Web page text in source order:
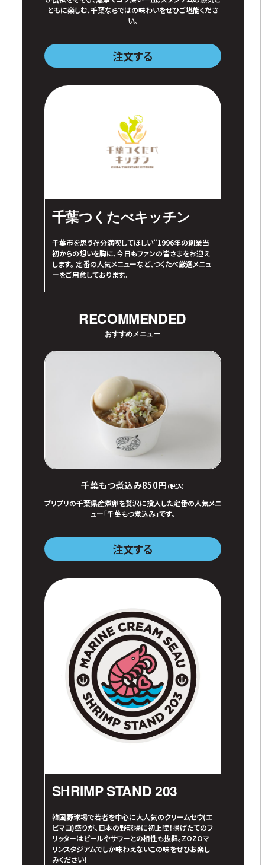
ともに楽しむ、千葉ならではの味わいをぜひご堪能くださ
い。
注文する
千葉つくたべキッチン
千葉市を思う存分満喫してほしい”1996年の創業当
初からの想いを胸に、今日もファンの皆さまをお迎え
します。 定番の人気メニューなど、つくたべ厳選メニュ
ーをご用意しております。
RECOMMENDED
おすすめメニュー
千葉もつ煮込み850円 （税込）
プリプリの千葉県産煮卵を贅沢に投入した定番の人気メニ
ュー「千葉もつ煮込み」です。
注文する
SHRIMP STAND 203
韓国野球場で若者を中心に大人気のクリームセウ(エ
ビマヨ)盛りが、日本の野球場に初上陸！揚げたてのフ
リッターはビールやサワーとの相性も抜群。ZOZOマ
リンスタジアムでしか味わえないこの味をぜひお楽し
みください！